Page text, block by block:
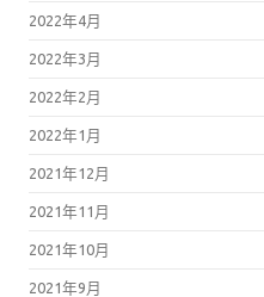
2022年4月
2022年3月
2022年2月
2022年1月
2021年12月
2021年11月
2021年10月
2021年9月